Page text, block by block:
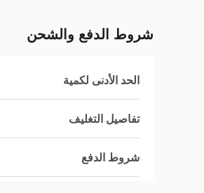
شروط الدفع والشحن
الحد الأدنى لكمية
تفاصيل التغليف
شروط الدفع